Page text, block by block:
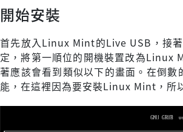
開始安裝
首先放入Linux Mint的Live USB，接
定，將第一順位的開機裝置改為Linux
著應該會看到類似以下的畫面。在倒
能，在這裡因為要安裝Linux Mint，所